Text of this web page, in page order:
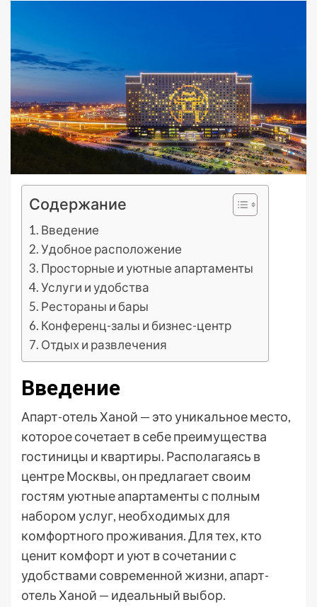
Содержание
Введение
Удобное расположение
Просторные и уютные апартаменты
Услуги и удобства
Рестораны и бары
Конференц-залы и бизнес-центр
Отдых и развлечения
Введение
Апарт-отель Ханой — это уникальное место,
которое сочетает в себе преимущества
гостиницы и квартиры. Располагаясь в
центре Москвы, он предлагает своим
гостям уютные апартаменты с полным
набором услуг, необходимых для
комфортного проживания. Для тех, кто
ценит комфорт и уют в сочетании с
удобствами современной жизни, апарт-
отель Ханой — идеальный выбор.